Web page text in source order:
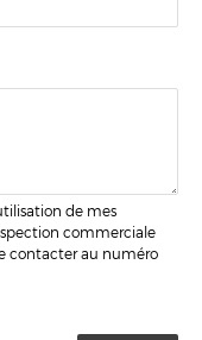
de mes
commerciale
contacter au numéro